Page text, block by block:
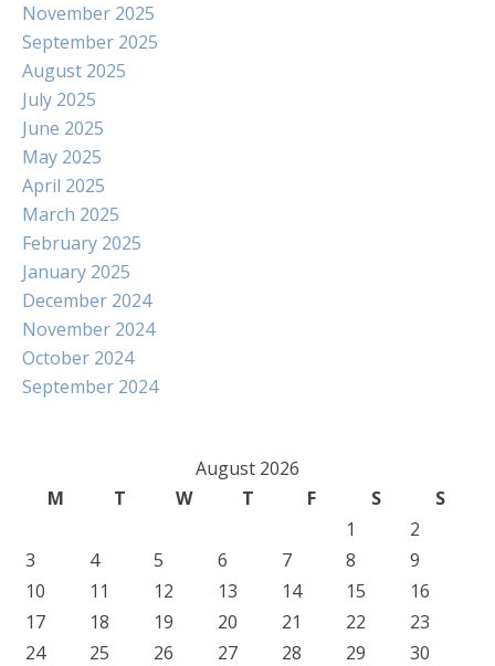
November 2025
September 2025
August 2025
July 2025
June 2025
May 2025
April 2025
March 2025
February 2025
January 2025
December 2024
November 2024
October 2024
September 2024
August 2026
M
T W T F S
S
1
2
3
4 5 6 7 8
9
10
11 12 13 14 15
16
17
18 19 20 21 22
23
24
25 26 27 28 29 30